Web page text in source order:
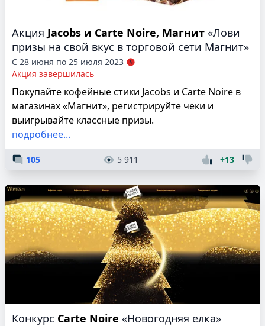
Акция Jacobs и Carte Noire, Магнит «Лови
призы на свой вкус в торговой сети Магнит»
С 28 июня по 25 июля 2023
Акция завершилась
Покупайте кофейные стики Jacobs и Carte Noire в
магазинах «Магнит», регистрируйте чеки и
выигрывайте классные призы.
подробнее...
105 5 911 +13
Конкурс Carte Noire «Новогодняя елка»